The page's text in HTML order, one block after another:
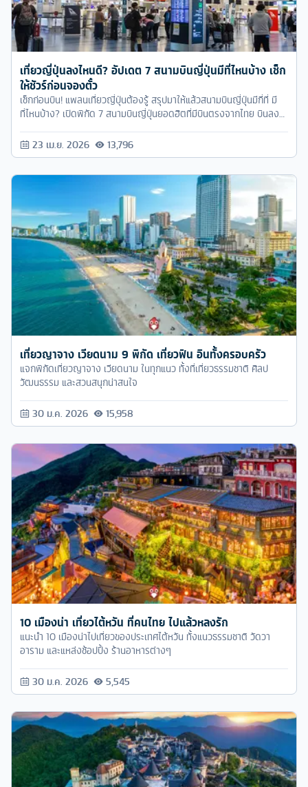
เที่ยวญี่ปุ่นลงไหนดี? อัปเดต 7 สนามบินญี่ปุ่นมีที่ไหนบ้าง เช็ก
ให้ชัวร์ก่อนจองตั๋ว
เช็กก่อนบิน! แพลนเที่ยวญี่ปุ่นต้องรู้ สรุปมาให้แล้วสนามบินญี่ปุ่นมีกี่ที่ มี
ที่ไหนบ้าง? เปิดพิกัด 7 สนามบินญี่ปุ่นยอดฮิตที่มีบินตรงจากไทย บินลง
23 เม.ย. 2026 13,796
เที่ยวญาจาง เวียดนาม 9 พิกัด เที่ยวฟิน อินทั้งครอบครัว
แจกพิกัดเที่ยวญาจาง เวียดนาม ในทุกแนว ทั้งที่เที่ยวธรรมชาติ ศิลป
วัฒนธรรม และสวนสนุกน่าสนใจ
30 ม.ค. 2026 15,958
10 เมืองน่า เที่ยวไต้หวัน ที่คนไทย ไปแล้วหลงรัก
แนะนำ 10 เมืองน่าไปเที่ยวของประเทศไต้หวัน ทั้งแนวธรรมชาติ วัดวา
อาราม และแหล่งช้อปปิ้ง ร้านอาหารต่างๆ
30 ม.ค. 2026 5,545